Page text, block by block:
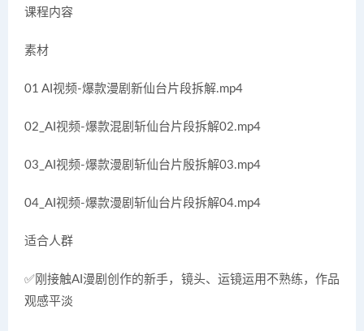
课程内容
素材
01 AI视频-爆款漫剧新仙台片段拆解.mp4
02_AI视频-爆款混剧斩仙台片段拆解02.mp4
03_AI视频-爆款漫剧斩仙台片殷拆解03.mp4
04_AI视频-爆款漫剧斩仙台片段拆解04.mp4
适合人群
✅刚接触AI漫剧创作的新手，镜头、运镜运用不熟练，作品
观感平淡